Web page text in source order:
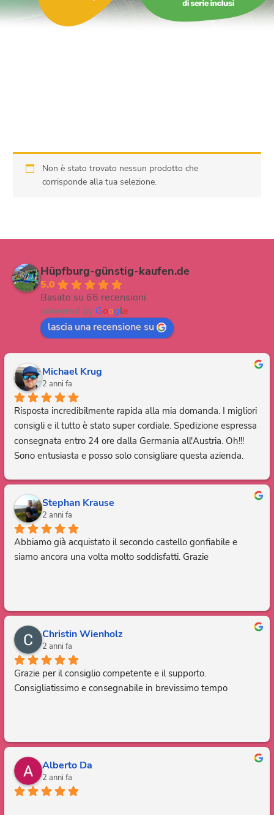
Non è stato trovato nessun prodotto che
corrisponde alla tua selezione.
Hüpfburg-günstig-kaufen.de
5.0
Basato su 66 recensioni
powered by Google
lascia una recensione su
Michael Krug
2 anni fa
Risposta incredibilmente rapida alla mia domanda. I migliori
consigli e il tutto è stato super cordiale. Spedizione espressa
consegnata entro 24 ore dalla Germania all'Austria. Oh!!!
Sono entusiasta e posso solo consigliare questa azienda.
Stephan Krause
2 anni fa
Abbiamo già acquistato il secondo castello gonfiabile e
siamo ancora una volta molto soddisfatti. Grazie
Christin Wienholz
2 anni fa
Grazie per il consiglio competente e il supporto.
Consigliatissimo e consegnabile in brevissimo tempo
Alberto Da
2 anni fa